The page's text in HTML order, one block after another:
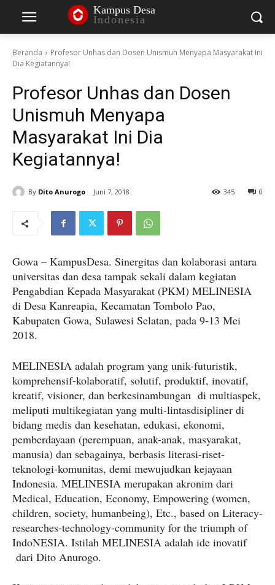
Kampus Desa
Indonesia
Beranda
Profesor Unhas dan Dosen Unismuh Menyapa Masyarakat Ini
Dia Kegiatannya!
Profesor Unhas dan Dosen
Unismuh Menyapa
Masyarakat Ini Dia
Kegiatannya!
By Dito Anurogo Juni 7, 2018 0
345
Gowa – KampusDesa. Sinergitas dan kolaborasi antara
universitas dan desa tampak sekali dalam kegiatan
Pengabdian Kepada Masyarakat (PKM) MELINESIA
di Desa Kanreapia, Kecamatan Tombolo Pao,
Kabupaten Gowa, Sulawesi Selatan, pada 9-13 Mei
2018.
MELINESIA adalah program yang unik-futuristik,
komprehensif-kolaboratif, solutif, produktif, inovatif,
kreatif, visioner, dan berkesinambungan di multiaspek,
meliputi multikegiatan yang multi-lintasdisipliner di
bidang medis dan kesehatan, edukasi, ekonomi,
pemberdayaan (perempuan, anak-anak, masyarakat,
manusia) dan sebagainya, berbasis literasi-riset-
teknologi-komunitas, demi mewujudkan kejayaan
Indonesia. MELINESIA merupakan akronim dari
Medical, Education, Economy, Empowering (women,
children, society, humanbeing), Etc., based on Literacy-
researches-technology-community for the triumph of
IndoNESIA. Istilah MELINESIA adalah ide inovatif
dari Dito Anurogo.